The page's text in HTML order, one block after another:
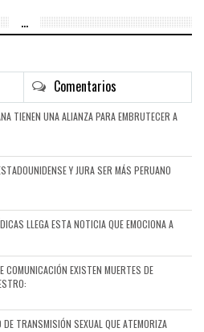
…
Comentarios
TIENEN UNA ALIANZA PARA EMBRUTECER A
Y JURA SER MÁS PERUANO
LLEGA ESTA NOTICIA QUE EMOCIONA A
COMUNICACIÓN EXISTEN MUERTES DE
DE TRANSMISIÓN SEXUAL QUE ATEMORIZA